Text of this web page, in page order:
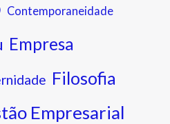
Contemporaneidade
Empresa
Filosofia
Empresarial